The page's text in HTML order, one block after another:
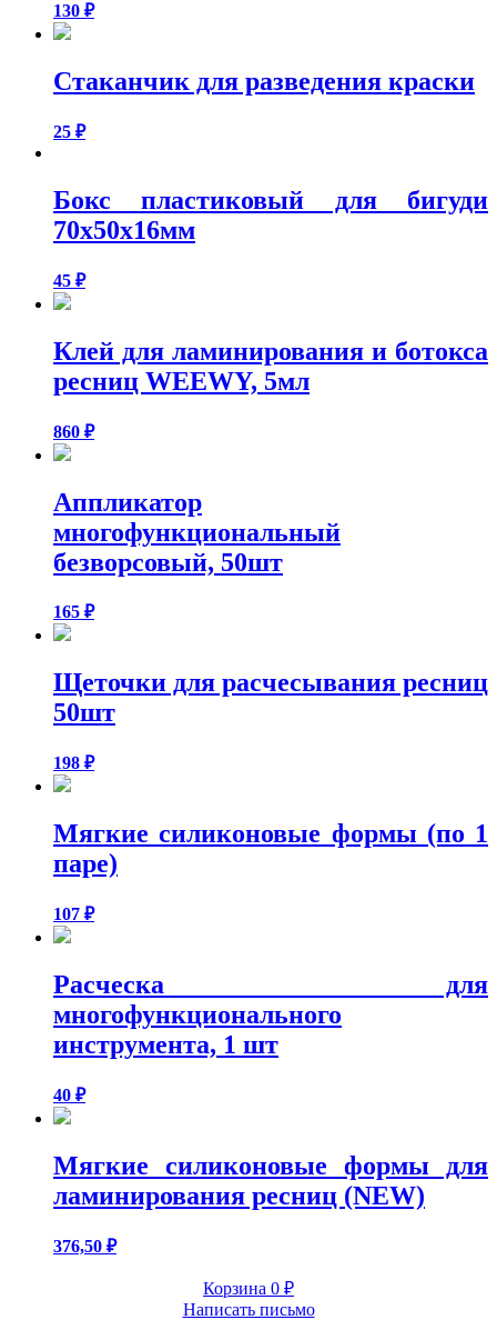
130 ₽
Стаканчик для разведения краски
25 ₽
Бокс пластиковый для бигуди
70x50x16мм
45 ₽
Клей для ламинирования и ботокса
ресниц WEEWY, 5мл
860 ₽
Аппликатор
многофункциональный
безворсовый, 50шт
165 ₽
Щеточки для расчесывания ресниц
50шт
198 ₽
Мягкие силиконовые формы (по 1
паре)
107 ₽
Расческа для
многофункционального
инструмента, 1 шт
40 ₽
Мягкие силиконовые формы для
ламинирования ресниц (NEW)
376,50 ₽
Корзина 0 ₽
Написать письмо